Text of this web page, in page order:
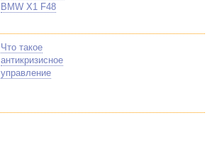
BMW X1 F48
Что такое
антикризисное
управление